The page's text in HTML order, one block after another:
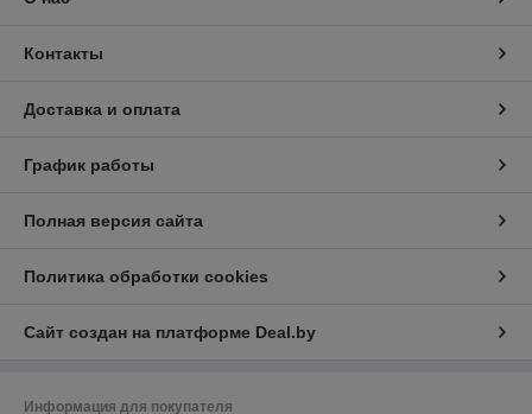
Контакты
Доставка и оплата
График работы
Полная версия сайта
Политика обработки cookies
Сайт создан на платформе Deal.by
Информация для покупателя